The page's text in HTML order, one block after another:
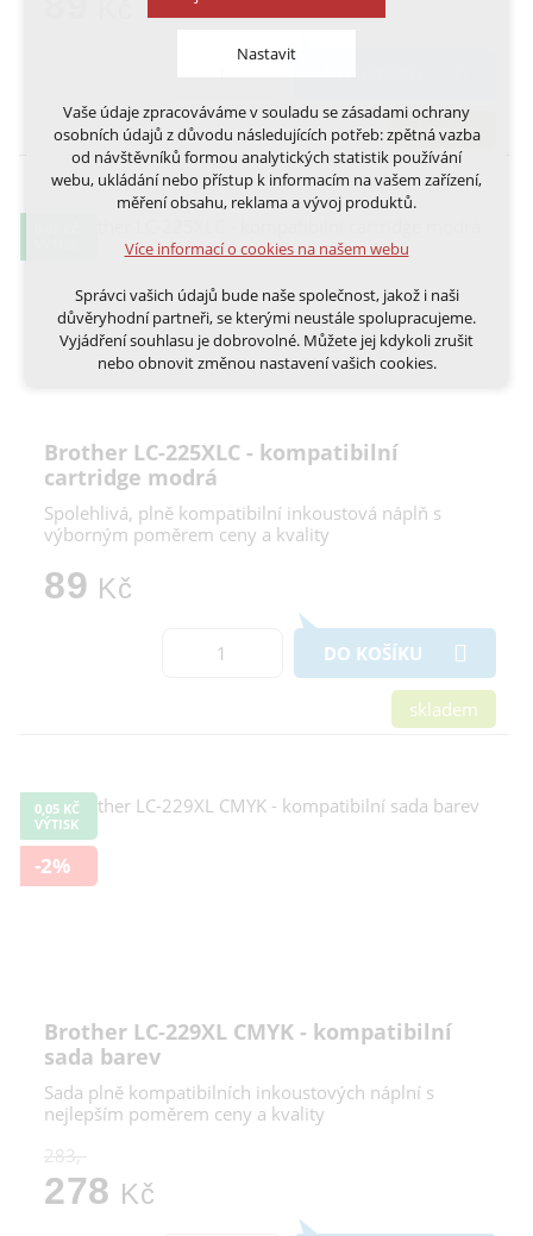
skladem
Brother LC-225XLC - kompatibilní
cartridge modrá
Spolehlivá, plně kompatibilní inkoustová náplň s
výborným poměrem ceny a kvality
89 Kč
DO KOŠÍKU
skladem
0,05 KČ
VÝTISK
-2%
Brother LC-229XL CMYK - kompatibilní
sada barev
Sada plně kompatibilních inkoustových náplní s
nejlepším poměrem ceny a kvality
283,-
278 Kč
Nastavit
Technická cookies
nutná pro provozování webu
udržení kontextu stránek (session): případná
přihlášení, volby jazyka, apod.
Volitelná cookies
analytická pro anonymizované vyhodnocení
marketingová cookies (Google, Ecomail, Sklik,
Smartsupp, Heureka)
Více informací o cookies na našem webu
Přijmout všechna cookies
Odmítnout vše
Vaše údaje zpracováváme v souladu se zásadami ochrany
osobních údajů z důvodu následujících potřeb: zpětná vazba
od návštěvníků formou analytických statistik používání
webu, ukládání nebo přístup k informacím na vašem zařízení,
měření obsahu, reklama a vývoj produktů.
Více informací o cookies na našem webu
Správci vašich údajů bude naše společnost, jakož i naši
důvěryhodní partneři, se kterými neustále spolupracujeme.
Vyjádření souhlasu je dobrovolné. Můžete jej kdykoli zrušit
nebo obnovit změnou nastavení vašich cookies.
této části spadají analytická a marketingová cookies.